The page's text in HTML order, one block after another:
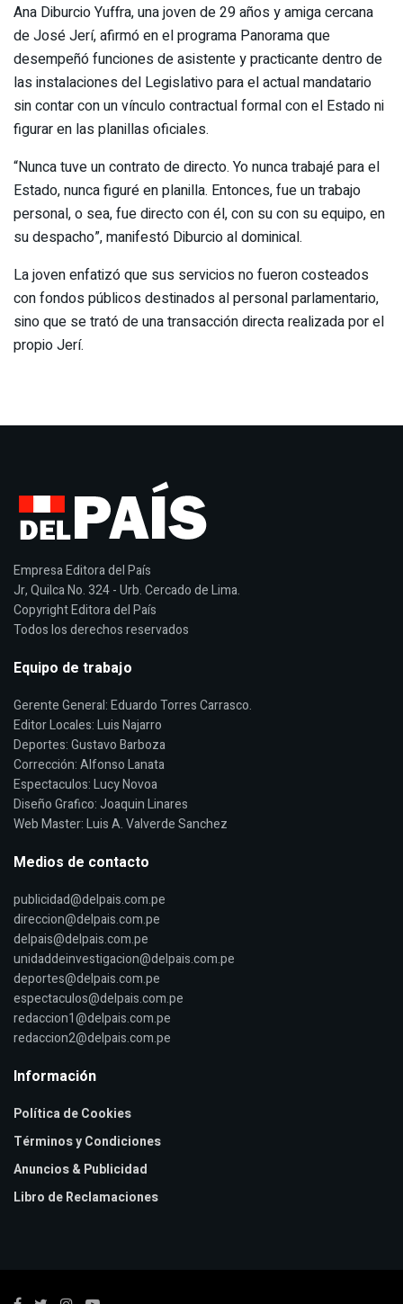
Ana Diburcio Yuffra, una joven de 29 años y amiga cercana
de José Jerí, afirmó en el programa Panorama que
desempeñó funciones de asistente y practicante dentro de
las instalaciones del Legislativo para el actual mandatario
sin contar con un vínculo contractual formal con el Estado ni
figurar en las planillas oficiales.
“Nunca tuve un contrato de directo. Yo nunca trabajé para el
Estado, nunca figuré en planilla. Entonces, fue un trabajo
personal, o sea, fue directo con él, con su con su equipo, en
su despacho”, manifestó Diburcio al dominical.
La joven enfatizó que sus servicios no fueron costeados
con fondos públicos destinados al personal parlamentario,
sino que se trató de una transacción directa realizada por el
propio Jerí.
Empresa Editora del País
Jr, Quilca No. 324 - Urb. Cercado de Lima.
Copyright Editora del País
Todos los derechos reservados
Equipo de trabajo
Gerente General: Eduardo Torres Carrasco.
Editor Locales: Luis Najarro
Deportes: Gustavo Barboza
Corrección: Alfonso Lanata
Espectaculos: Lucy Novoa
Diseño Grafico: Joaquin Linares
Web Master: Luis A. Valverde Sanchez
Medios de contacto
publicidad@delpais.com.pe
direccion@delpais.com.pe
delpais@delpais.com.pe
unidaddeinvestigacion@delpais.com.pe
deportes@delpais.com.pe
espectaculos@delpais.com.pe
redaccion1@delpais.com.pe
redaccion2@delpais.com.pe
Información
Política de Cookies
Términos y Condiciones
Anuncios & Publicidad
Libro de Reclamaciones